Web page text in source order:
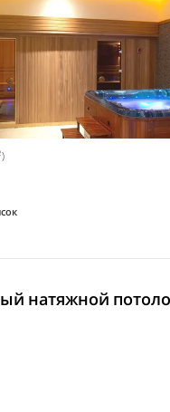
)
натяжной